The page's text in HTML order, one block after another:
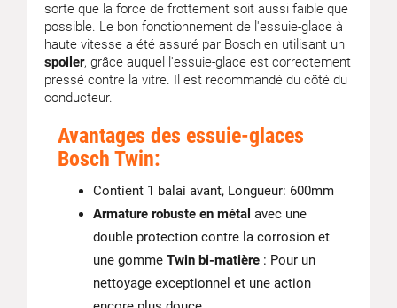
sorte que la force de frottement soit aussi faible que
possible. Le bon fonctionnement de l'essuie-glace à
haute vitesse a été assuré par Bosch en utilisant un
spoiler, grâce auquel l'essuie-glace est correctement
pressé contre la vitre. Il est recommandé du côté du
conducteur.
Avantages des essuie-glaces
Bosch Twin:
Contient 1 balai avant, Longueur: 600mm
Armature robuste en métal avec une
double protection contre la corrosion et
une gomme Twin bi-matière : Pour un
nettoyage exceptionnel et une action